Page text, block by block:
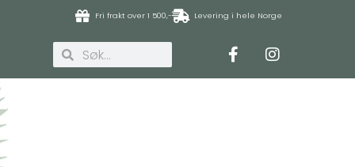
Fri frakt over 1 500,- Levering i hele Norge